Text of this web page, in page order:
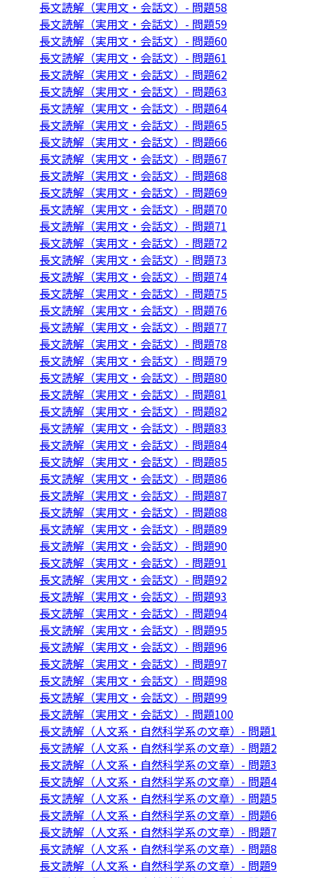
長文読解（実用文・会話文）- 問題58
長文読解（実用文・会話文）- 問題59
長文読解（実用文・会話文）- 問題60
長文読解（実用文・会話文）- 問題61
長文読解（実用文・会話文）- 問題62
長文読解（実用文・会話文）- 問題63
長文読解（実用文・会話文）- 問題64
長文読解（実用文・会話文）- 問題65
長文読解（実用文・会話文）- 問題66
長文読解（実用文・会話文）- 問題67
長文読解（実用文・会話文）- 問題68
長文読解（実用文・会話文）- 問題69
長文読解（実用文・会話文）- 問題70
長文読解（実用文・会話文）- 問題71
長文読解（実用文・会話文）- 問題72
長文読解（実用文・会話文）- 問題73
長文読解（実用文・会話文）- 問題74
長文読解（実用文・会話文）- 問題75
長文読解（実用文・会話文）- 問題76
長文読解（実用文・会話文）- 問題77
長文読解（実用文・会話文）- 問題78
長文読解（実用文・会話文）- 問題79
長文読解（実用文・会話文）- 問題80
長文読解（実用文・会話文）- 問題81
長文読解（実用文・会話文）- 問題82
長文読解（実用文・会話文）- 問題83
長文読解（実用文・会話文）- 問題84
長文読解（実用文・会話文）- 問題85
長文読解（実用文・会話文）- 問題86
長文読解（実用文・会話文）- 問題87
長文読解（実用文・会話文）- 問題88
長文読解（実用文・会話文）- 問題89
長文読解（実用文・会話文）- 問題90
長文読解（実用文・会話文）- 問題91
長文読解（実用文・会話文）- 問題92
長文読解（実用文・会話文）- 問題93
長文読解（実用文・会話文）- 問題94
長文読解（実用文・会話文）- 問題95
長文読解（実用文・会話文）- 問題96
長文読解（実用文・会話文）- 問題97
長文読解（実用文・会話文）- 問題98
長文読解（実用文・会話文）- 問題99
長文読解（実用文・会話文）- 問題100
長文読解（人文系・自然科学系の文章）- 問題1
長文読解（人文系・自然科学系の文章）- 問題2
長文読解（人文系・自然科学系の文章）- 問題3
長文読解（人文系・自然科学系の文章）- 問題4
長文読解（人文系・自然科学系の文章）- 問題5
長文読解（人文系・自然科学系の文章）- 問題6
長文読解（人文系・自然科学系の文章）- 問題7
長文読解（人文系・自然科学系の文章）- 問題8
長文読解（人文系・自然科学系の文章）- 問題9